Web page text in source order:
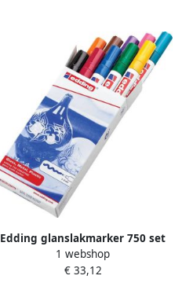
Edding glanslakmarker 750 set
van 10 stuks in geassorteerde
kleuren
1 webshop
€ 33,12